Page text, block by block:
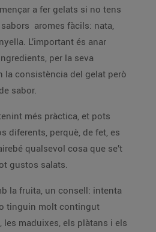
a fer gelats si no tens
aromes fàcils: nata,
L’important és anar
per la seva
la consistència del gelat però
sabor.
més pràctica, et pots
diferents, perquè, de fet, es
qualsevol cosa que se’t
gustos salats.
la fruita, un consell: intenta
tinguin molt contingut
les maduixes, els plàtans i els